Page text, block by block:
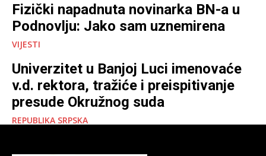
Fizički napadnuta novinarka BN-a u
Podnovlju: Jako sam uznemirena
VIJESTI
Univerzitet u Banjoj Luci imenovaće
v.d. rektora, tražiće i preispitivanje
presude Okružnog suda
REPUBLIKA SRPSKA